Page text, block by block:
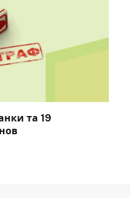
та 19